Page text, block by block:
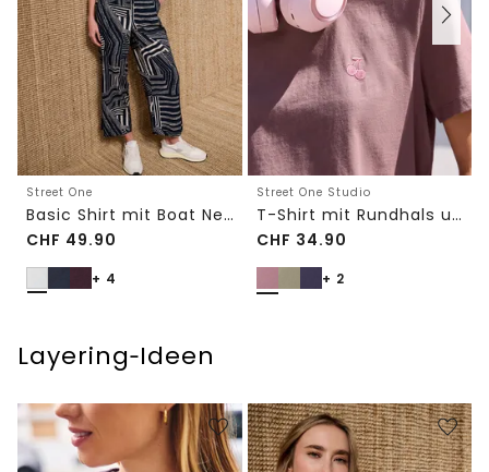
Street One
Basic Shirt mit Boat Neck und Elastikbund
CHF 49.90
+ 4
Street One Studio
T-Shirt mit Rundhals und Embroidery-Detail
CHF 34.90
+ 2
Layering‑Ideen